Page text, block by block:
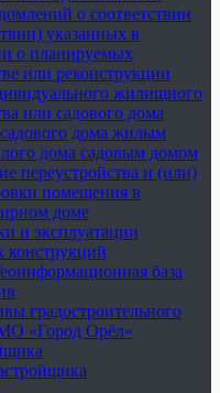
о соответствии
указанных в
о планируемых
или реконструкции
жилищного
или садового дома
дома жилым
дома садовым домом
переустройства и (или)
помещения в
доме
и эксплуатации
база
градостроительного
«Город Орёл»